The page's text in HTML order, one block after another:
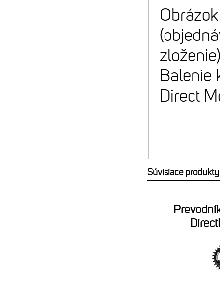
Balenie
Direct
Súvisiace produkty